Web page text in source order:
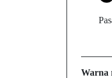
Warna